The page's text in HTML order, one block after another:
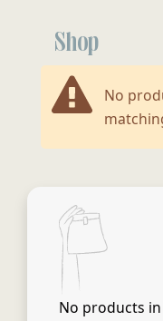
Shop
No
No products